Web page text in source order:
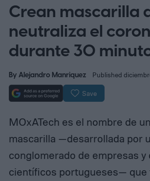
Crean mascarilla
neutraliza el
durante 30
ByAlejandro Manriquez Published
Save
MOxATech es el nombre de
mascarilla —desarrollada por
conglomerado de empresas y
científicos portugueses— que